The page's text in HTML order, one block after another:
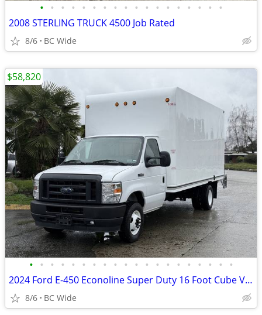
• • • • • • • • • • • • • • • • • •
2008 STERLING TRUCK 4500 Job Rated
8/6 BC Wide
• • • • • • • • • • • • • • • • • • • •
2024 Ford E-450 Econoline Super Duty 16 Foot Cube Van with Power Tailg
8/6 BC Wide
$58,820